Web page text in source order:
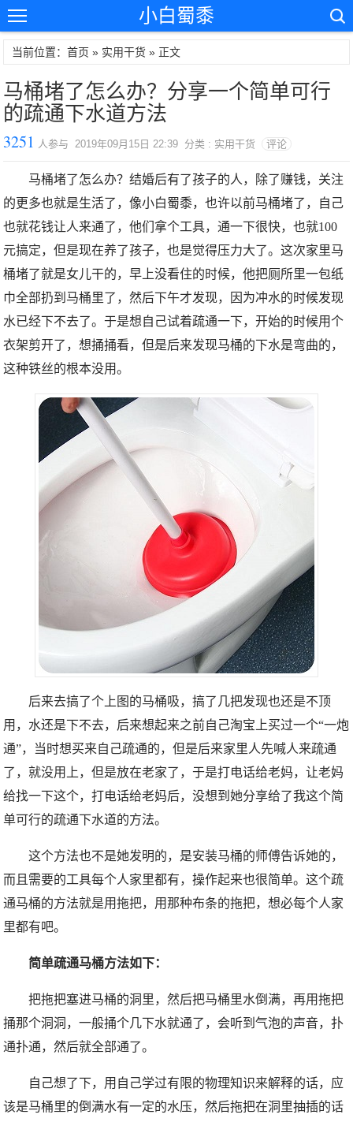
小白蜀黍
当前位置：首页 » 实用干货 » 正文
马桶堵了怎么办？分享一个简单可行
的疏通下水道方法
3251 人参与 2019年09月15日 22:39 分类 : 实用干货 评论
马桶堵了怎么办？结婚后有了孩子的人，除了赚钱，关注
的更多也就是生活了，像小白蜀黍，也许以前马桶堵了，自己
也就花钱让人来通了，他们拿个工具，通一下很快，也就100
元搞定，但是现在养了孩子，也是觉得压力大了。这次家里马
桶堵了就是女儿干的，早上没看住的时候，他把厕所里一包纸
巾全部扔到马桶里了，然后下午才发现，因为冲水的时候发现
水已经下不去了。于是想自己试着疏通一下，开始的时候用个
衣架剪开了，想捅捅看，但是后来发现马桶的下水是弯曲的，
这种铁丝的根本没用。
后来去搞了个上图的马桶吸，搞了几把发现也还是不顶
用，水还是下不去，后来想起来之前自己淘宝上买过一个“一炮
通”，当时想买来自己疏通的，但是后来家里人先喊人来疏通
了，就没用上，但是放在老家了，于是打电话给老妈，让老妈
给找一下这个，打电话给老妈后，没想到她分享给了我这个简
单可行的疏通下水道的方法。
这个方法也不是她发明的，是安装马桶的师傅告诉她的，
而且需要的工具每个人家里都有，操作起来也很简单。这个疏
通马桶的方法就是用拖把，用那种布条的拖把，想必每个人家
里都有吧。
简单疏通马桶方法如下：
把拖把塞进马桶的洞里，然后把马桶里水倒满，再用拖把
捅那个洞洞，一般捅个几下水就通了，会听到气泡的声音，扑
通扑通，然后就全部通了。
自己想了下，用自己学过有限的物理知识来解释的话，应
该是马桶里的倒满水有一定的水压，然后拖把在洞里抽插的话